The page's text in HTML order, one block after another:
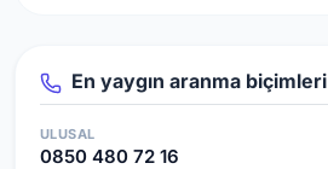
En yaygın aranma biçimleri
ULUSAL
0850 480 72 16